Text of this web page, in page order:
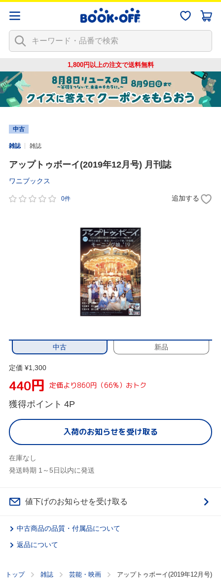
1,800円以上の注文で送料無料
中古
雑誌 雑誌
アップトゥボーイ(2019年12月号) 月刊誌
ワニブックス
0件 追加する
中古 新品
定価 ¥1,300
440円 定価より860円（66%）おトク
獲得ポイント 4P
入荷のお知らせを受け取る
在庫なし
発送時期 1～5日以内に発送
値下げのお知らせを受け取る
中古商品の品質・付属品について
返品について
トップ 雑誌 芸能・映画 アップトゥボーイ(2019年12月号)